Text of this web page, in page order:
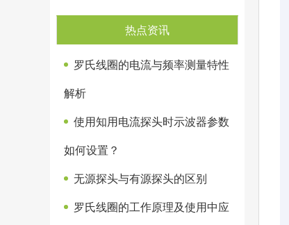
热点资讯
罗氏线圈的电流与频率测量特性
解析
使用知用电流探头时示波器参数
如何设置？
无源探头与有源探头的区别
罗氏线圈的工作原理及使用中应